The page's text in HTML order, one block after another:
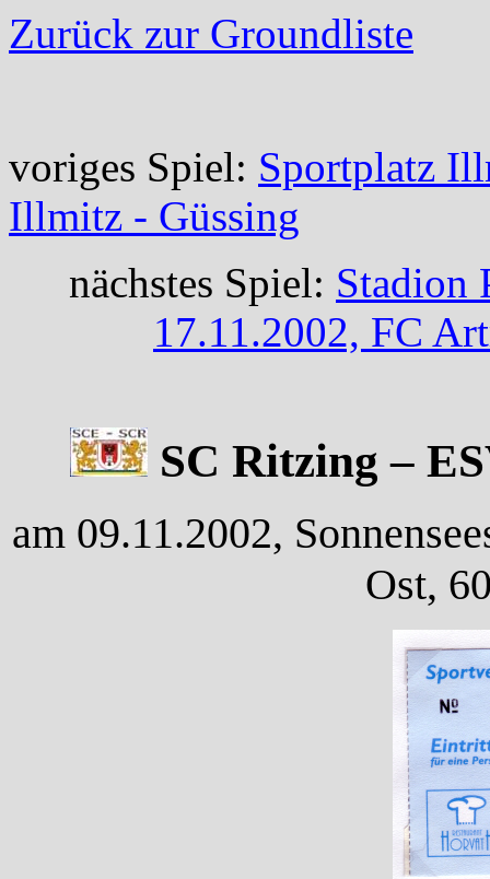
Zurück zur Groundliste
voriges Spiel: Sportplatz
Illmitz - Güssing
nächstes Spiel: Stadion
17.11.2002, FC
SC Ritzing –
am 09.11.2002,
Ost,